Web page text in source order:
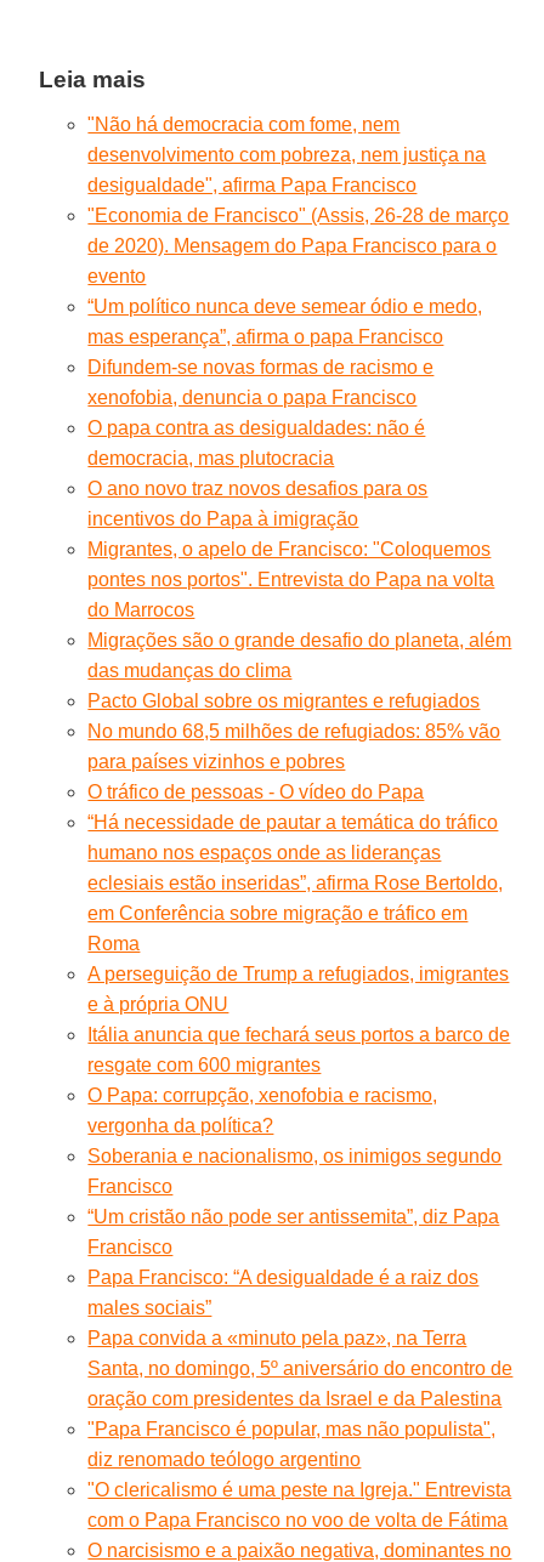
Leia mais
"Não há democracia com fome, nem
desenvolvimento com pobreza, nem justiça na
desigualdade", afirma Papa Francisco
"Economia de Francisco" (Assis, 26-28 de março
de 2020). Mensagem do Papa Francisco para o
evento
“Um político nunca deve semear ódio e medo,
mas esperança”, afirma o papa Francisco
Difundem-se novas formas de racismo e
xenofobia, denuncia o papa Francisco
O papa contra as desigualdades: não é
democracia, mas plutocracia
O ano novo traz novos desafios para os
incentivos do Papa à imigração
Migrantes, o apelo de Francisco: "Coloquemos
pontes nos portos". Entrevista do Papa na volta
do Marrocos
Migrações são o grande desafio do planeta, além
das mudanças do clima
Pacto Global sobre os migrantes e refugiados
No mundo 68,5 milhões de refugiados: 85% vão
para países vizinhos e pobres
O tráfico de pessoas - O vídeo do Papa
“Há necessidade de pautar a temática do tráfico
humano nos espaços onde as lideranças
eclesiais estão inseridas”, afirma Rose Bertoldo,
em Conferência sobre migração e tráfico em
Roma
A perseguição de Trump a refugiados, imigrantes
e à própria ONU
Itália anuncia que fechará seus portos a barco de
resgate com 600 migrantes
O Papa: corrupção, xenofobia e racismo,
vergonha da política?
Soberania e nacionalismo, os inimigos segundo
Francisco
“Um cristão não pode ser antissemita”, diz Papa
Francisco
Papa Francisco: “A desigualdade é a raiz dos
males sociais”
Papa convida a «minuto pela paz», na Terra
Santa, no domingo, 5º aniversário do encontro de
oração com presidentes da Israel e da Palestina
"Papa Francisco é popular, mas não populista",
diz renomado teólogo argentino
"O clericalismo é uma peste na Igreja." Entrevista
com o Papa Francisco no voo de volta de Fátima
O narcisismo e a paixão negativa, dominantes no